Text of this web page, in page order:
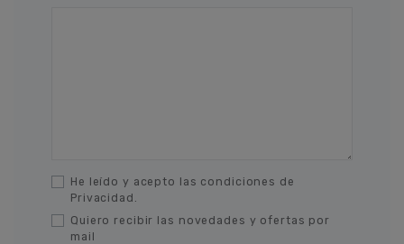
He leído y acepto las condiciones de
Privacidad.
Quiero recibir las novedades y ofertas por
mail